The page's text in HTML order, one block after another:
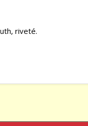
riveté.